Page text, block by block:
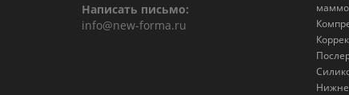
Написать письмо:
info@new-forma.ru